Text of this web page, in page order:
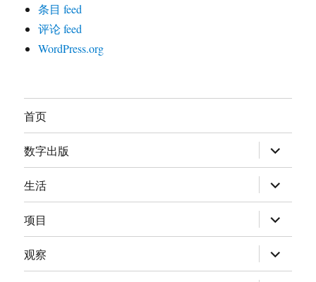
条目 feed
评论 feed
WordPress.org
首页
数字出版 展
开
子
菜
单
生活 展
开
子
菜
单
项目 展
开
子
菜
单
观察 展
开
子